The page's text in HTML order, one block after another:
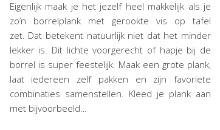
Eigenlijk maak je het jezelf heel makkelijk als je
zo’n borrelplank met gerookte vis op tafel
zet. Dat betekent natuurlijk niet dat het minder
lekker is. Dit lichte voorgerecht of hapje bij de
borrel is super feestelijk. Maak een grote plank,
laat iedereen zelf pakken en zijn favoriete
combinaties samenstellen. Kleed je plank aan
met bijvoorbeeld…